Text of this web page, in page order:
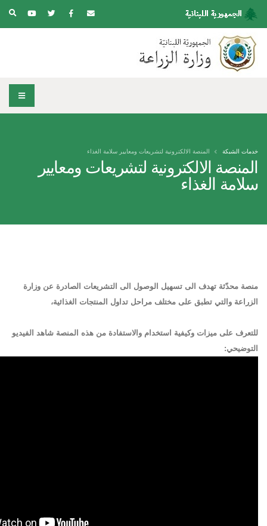
المنصة الالكترونية لتشريعات ومعايير
سلامة الغذاء
خدمات الشبكة المنصة الالكترونية لتشريعات ومعايير سلامة الغذاء
منصة محدّثة تهدف الى تسهيل الوصول الى التشريعات الصادرة عن وزارة
الزراعة والتي تطبق على مختلف مراحل تداول المنتجات الغذائية،
للتعرف على ميزات وكيفية استخدام والاستفادة من هذه المنصة شاهد الفيديو
التوضيحي: